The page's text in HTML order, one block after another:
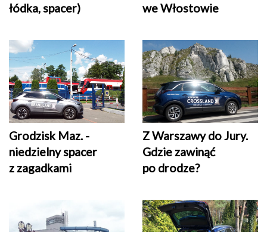
łódka, spacer)
we Włostowie
Grodzisk Maz. -
niedzielny spacer
z zagadkami
Z Warszawy do Jury.
Gdzie zawinąć
po drodze?